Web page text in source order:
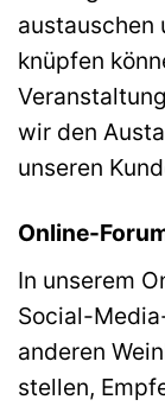
austauschen
knüpfen
wir den
unseren
Online-
In unserem
Social-
anderen
stellen,